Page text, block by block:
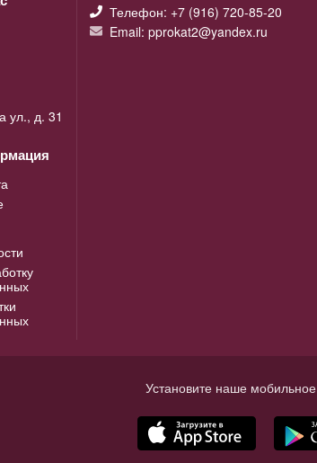
ул., д. 31
Телефон: +7 (916) 720-85-20
Email: pprokat2@yandex.ru
Установите наше